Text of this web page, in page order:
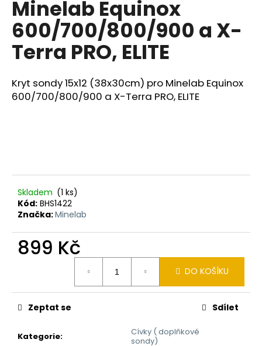
Minelab Equinox
600/700/800/900 a X-
Terra PRO, ELITE
Kryt sondy 15x12 (38x30cm) pro Minelab Equinox
600/700/800/900 a X-Terra PRO, ELITE
Skladem (1 ks)
Kód: BHS1422
Značka:Minelab
899 Kč
DO KOŠÍKU
Kategorie:
Cívky ( doplňkové
sondy)
Zeptat se Sdílet
a
j
í
t
?
D
o
p
r
u
j
e
m